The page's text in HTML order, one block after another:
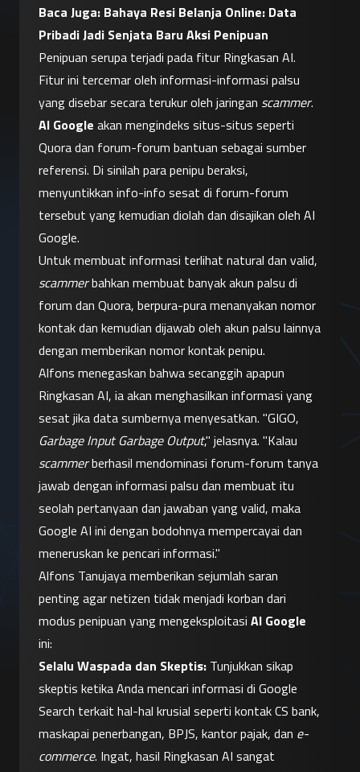
Baca Juga: Bahaya Resi Belanja Online: Data
Pribadi Jadi Senjata Baru Aksi Penipuan
Penipuan serupa terjadi pada fitur Ringkasan AI.
Fitur ini tercemar oleh informasi-informasi palsu
yang disebar secara terukur oleh jaringan scammer
AI Google akan mengindeks situs-situs seperti
Quora dan forum-forum bantuan sebagai sumber
referensi. Di sinilah para penipu beraksi,
menyuntikkan info-info sesat di forum-forum
tersebut yang kemudian diolah dan disajikan oleh AI
Google.
scammer bahkan membuat banyak akun palsu di
forum dan Quora, berpura-pura menanyakan nomor
kontak dan kemudian dijawab oleh akun palsu lainnya
dengan memberikan nomor kontak penipu.
Alfons menegaskan bahwa secanggih apapun
Ringkasan AI, ia akan menghasilkan informasi yang
Garbage Input Garbage Output
scammer berhasil mendominasi forum-forum tanya
jawab dengan informasi palsu dan membuat itu
seolah pertanyaan dan jawaban yang valid, maka
Google AI ini dengan bodohnya mempercayai dan
meneruskan ke pencari informasi."
Alfons Tanujaya memberikan sejumlah saran
penting agar netizen tidak menjadi korban dari
modus penipuan yang mengeksploitasi AI Google
ini:
Selalu Waspada dan Skeptis: Tunjukkan sikap
skeptis ketika Anda mencari informasi di Google
Search terkait hal-hal krusial seperti kontak CS bank,
maskapai penerbangan, BPJS, kantor pajak, dan e-
commerce. Ingat, hasil Ringkasan AI sangat